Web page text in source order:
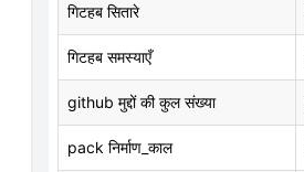
गिटहब सितारे
गिटहब समस्याएँ
github मुद्दों की कुल संख्या
pack निर्माण_काल